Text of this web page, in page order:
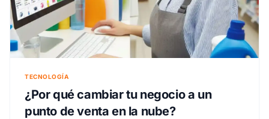
TECNOLOGÍA
¿Por qué cambiar tu negocio a un
punto de venta en la nube?